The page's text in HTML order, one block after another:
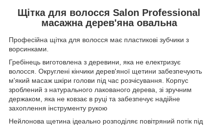
Щітка для волосся Salon Professional
масажна дерев'яна овальна
Професійна щітка для волосся має пластикові зубчики з
ворсинками.
Гребінець виготовлена з деревини, яка не електризує
волосся. Округлені кінчики дерев'яної щетини забезпечують
м'який масаж шкіри голови під час розчісування. Корпус
зроблений з натурального лакованого дерева, зі зручним
держаком, яка не ковзає в руці та забезпечує надійне
захоплення інструменту рукою
Нейлонова щетина ідеально розподіляє повітряний потік під